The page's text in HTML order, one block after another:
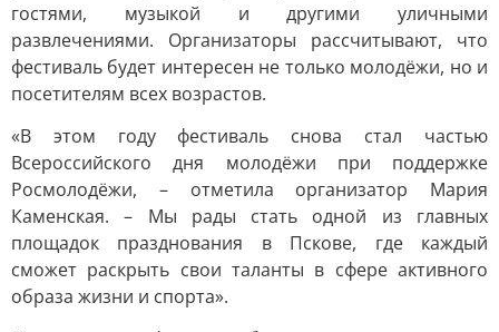
гостями, музыкой и другими уличными
развлечениями. Организаторы рассчитывают, что
фестиваль будет интересен не только молодёжи, но и
посетителям всех возрастов.
«В этом году фестиваль снова стал частью
Всероссийского дня молодёжи при поддержке
Росмолодёжи, – отметила организатор Мария
Каменская. – Мы рады стать одной из главных
площадок празднования в Пскове, где каждый
сможет раскрыть свои таланты в сфере активного
образа жизни и спорта».